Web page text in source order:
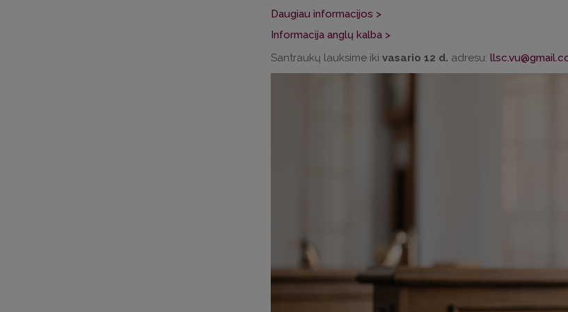
Daugiau informacijos >
Informacija anglų kalba >
Santraukų lauksime iki vasario 12 d. adresu: